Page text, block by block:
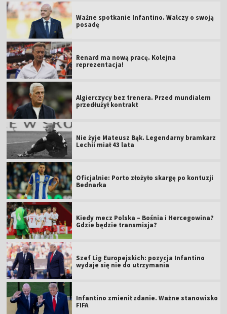
Ważne spotkanie Infantino. Walczy o swoją
posadę
Renard ma nową pracę. Kolejna
reprezentacja!
Algierczycy bez trenera. Przed mundialem
przedłużył kontrakt
Nie żyje Mateusz Bąk. Legendarny bramkarz
Lechii miał 43 lata
Oficjalnie: Porto złożyło skargę po kontuzji
Bednarka
Kiedy mecz Polska – Bośnia i Hercegowina?
Gdzie będzie transmisja?
Szef Lig Europejskich: pozycja Infantino
wydaje się nie do utrzymania
Infantino zmienił zdanie. Ważne stanowisko
FIFA